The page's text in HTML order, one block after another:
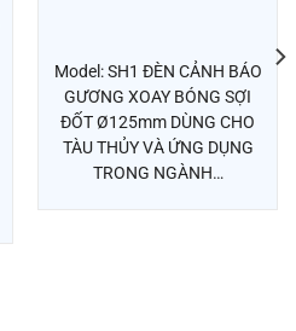
Model: SH1 ĐÈN CẢNH BÁO
GƯƠNG XOAY BÓNG SỢI
ĐỐT Ø125mm DÙNG CHO
TÀU THỦY VÀ ỨNG DỤNG
TRONG NGÀNH…